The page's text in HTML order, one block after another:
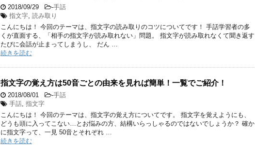
2018/09/29 -手話
指文字, 読み取り
こんにちは！ 今回のテーマは、指文字の読み取りのコツについてです！ 手話学習者の多
くが直面する、「相手の指文字が読み取れない」問題。 指文字が読み取れなくて聞き返す
たびに会話が止まってしまうし、 だん …
続きを読む
指文字の覚え方は50音ごとの由来を見れば簡単！一覧でご紹介！
2018/08/01 -手話
手話, 指文字
こんにちは！ 今回のテーマは、指文字の覚え方についてです。 指文字を覚えようにも、
どうも頭に入ってこない…とお悩みの方、結構いらっしゃるのではないでしょうか？ 確か
に指文字って、一見 50音とそれぞれ …
続きを読む